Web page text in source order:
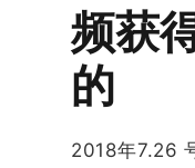
频获
的
2018年7.26